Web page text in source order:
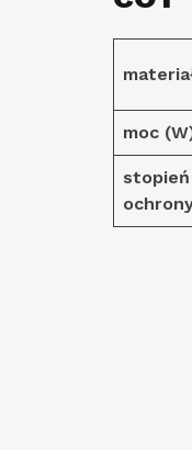
moc
stopień